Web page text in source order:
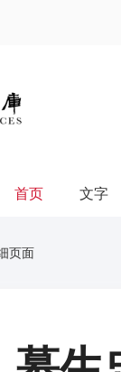
首页 文字
页面